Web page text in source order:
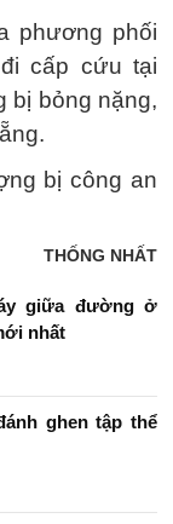
phương phối
cấp cứu tại
bị bỏng nặng,
bị công an
THỐNG NHẤT
giữa đường ở
nhất
ghen tập thể